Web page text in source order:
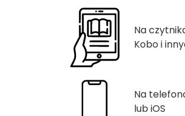
Na
Kobo i
Na
lub iOS